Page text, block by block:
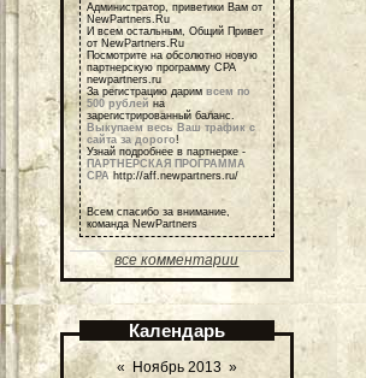
Администратор, приветики Вам от
NewPartners.Ru
И всем остальным, Общий Привет
от NewPartners.Ru
Посмотрите на обсолютно новую
партнерскую программу СРА
newpartners.ru
За регистрацию дарим всем по
500 рублей на
зарегистрированный баланс.
Выкупаем весь Ваш трафик с
сайта за дорого!
Узнай подробнее в партнерке -
ПАРТНЕРСКАЯ ПРОГРАММА
СРА http://aff.newpartners.ru/
Всем спасибо за внимание,
команда NewPartners
все комментарии
Календарь
« Ноябрь 2013 »